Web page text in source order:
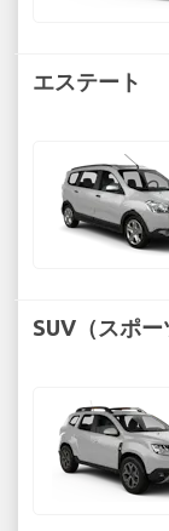
エステート
SUV（スポー